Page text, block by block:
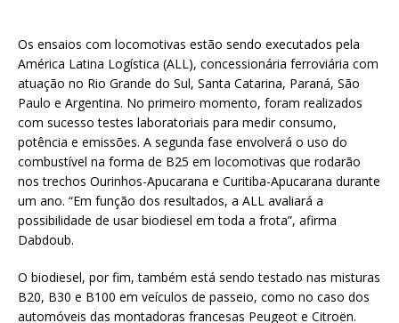
Os ensaios com locomotivas estão sendo executados pela
América Latina Logística (ALL), concessionária ferroviária com
atuação no Rio Grande do Sul, Santa Catarina, Paraná, São
Paulo e Argentina. No primeiro momento, foram realizados
com sucesso testes laboratoriais para medir consumo,
potência e emissões. A segunda fase envolverá o uso do
combustível na forma de B25 em locomotivas que rodarão
nos trechos Ourinhos-Apucarana e Curitiba-Apucarana durante
um ano. “Em função dos resultados, a ALL avaliará a
possibilidade de usar biodiesel em toda a frota”, afirma
Dabdoub.
O biodiesel, por fim, também está sendo testado nas misturas
B20, B30 e B100 em veículos de passeio, como no caso dos
automóveis das montadoras francesas Peugeot e Citroën.